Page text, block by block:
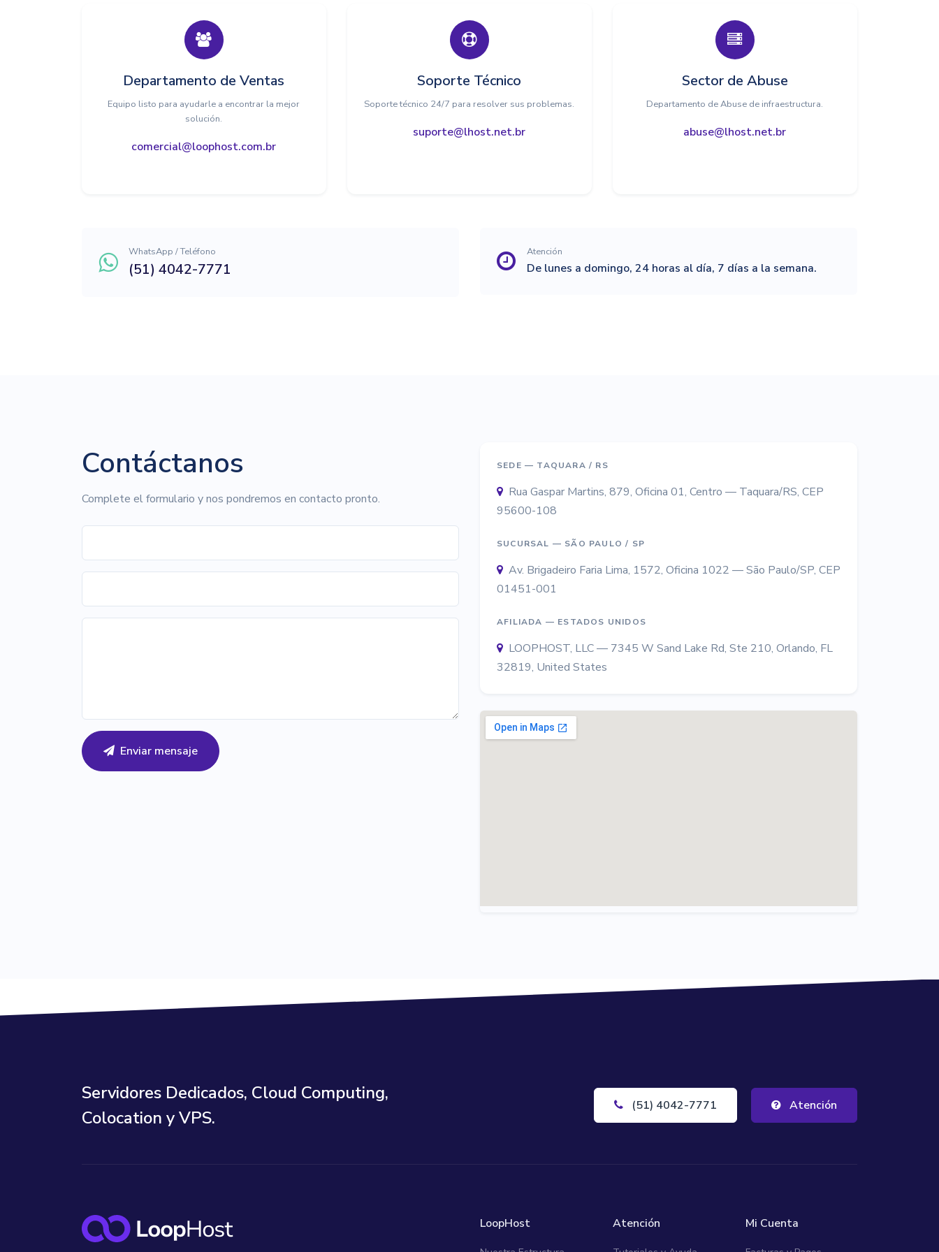
Departamento de Ventas
Equipo listo para ayudarle a encontrar la mejor
solución.
comercial@loophost.com.br
Soporte Técnico
Soporte técnico 24/7 para resolver sus problemas.
suporte@lhost.net.br
Sector de Abuse
Departamento de Abuse de infraestructura.
abuse@lhost.net.br
WhatsApp / Teléfono
(51) 4042-7771
Atención
De lunes a domingo, 24 horas al día, 7 días a la semana.
Contáctanos
Complete el formulario y nos pondremos en contacto pronto.
Enviar mensaje
SEDE — TAQUARA / RS
Rua Gaspar Martins, 879, Oficina 01, Centro — Taquara/RS, CEP
95600-108
SUCURSAL — SÃO PAULO / SP
Av. Brigadeiro Faria Lima, 1572, Oficina 1022 — São Paulo/SP, CEP
01451-001
AFILIADA — ESTADOS UNIDOS
LOOPHOST, LLC — 7345 W Sand Lake Rd, Ste 210, Orlando, FL
32819, United States
Servidores Dedicados, Cloud Computing,
Colocation y VPS.
(51) 4042-7771 Atención
LoopHost Atención Mi Cuenta